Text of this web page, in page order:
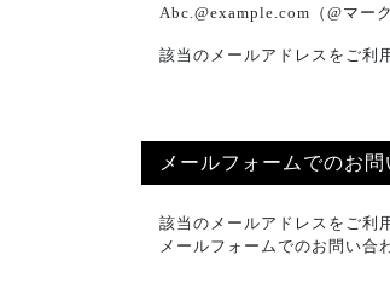
Abc.@example.com（@マー
該当のメールアドレスをご利
メールフォームでのお
該当のメールアドレスをご利
メールフォームでのお問い合